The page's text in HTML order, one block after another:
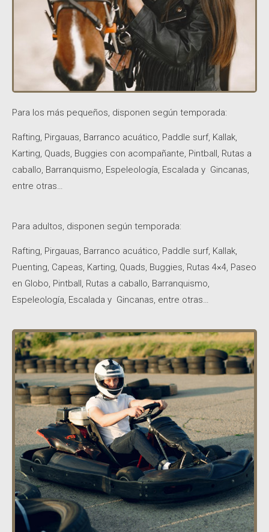
Para los más pequeños, disponen según temporada:
Rafting, Pirgauas, Barranco acuático, Paddle surf, Kallak,
Karting, Quads, Buggies con acompañante, Pintball, Rutas a
caballo, Barranquismo, Espeleología, Escalada y Gincanas,
entre otras…
Para adultos, disponen según temporada:
Rafting, Pirgauas, Barranco acuático, Paddle surf, Kallak,
Puenting, Capeas, Karting, Quads, Buggies, Rutas 4×4, Paseo
en Globo, Pintball, Rutas a caballo, Barranquismo,
Espeleología, Escalada y Gincanas, entre otras…